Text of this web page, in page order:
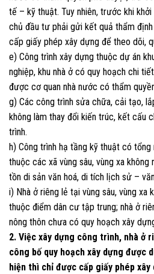
tế – kỹ thuật. Tuy nhiên, trước khi
chủ đầu tư phải gửi kết quả thẩm
cấp giấy phép xây dựng để theo dõi,
e) Công trình xây dựng thuộc dự án
nghiệp, khu nhà ở có quy hoạch chi
được cơ quan nhà nước có thẩm
g) Các công trình sửa chữa, cải tạo,
không làm thay đổi kiến trúc, kết cấu
trình.
h) Công trình hạ tầng kỹ thuật có
thuộc các xã vùng sâu, vùng xa
tồn di sản văn hoá, di tích lịch sử –
i) Nhà ở riêng lẻ tại vùng sâu, vùng xa
thuộc điểm dân cư tập trung; nhà ở
nông thôn chưa có quy hoạch xây
2. Việc xây dựng công trình, nhà ở
công bố quy hoạch xây dựng được
hiện thì chỉ được cấp giấy phép